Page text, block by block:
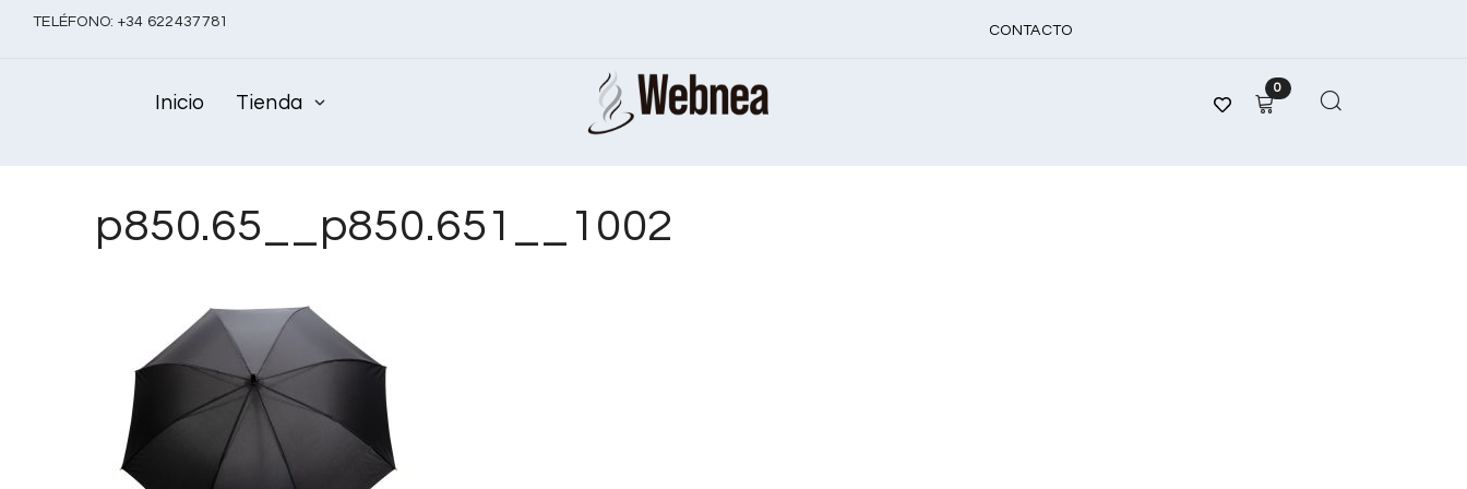
TELÉFONO: +34 622437781
CONTACTO
Inicio Tienda
0
p850.65__p850.651__1002